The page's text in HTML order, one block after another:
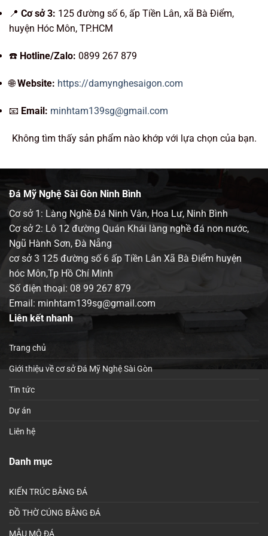
📍 Cơ sở 3: 125 đường số 6, ấp Tiền Lân, xã Bà Điểm,
huyện Hóc Môn, TP.HCM
☎️ Hotline/Zalo: 0899 267 879
🌐Website: https://damynghesaigon.com
📧 Email: minhtam139sg@gmail.com
Không tìm thấy sản phẩm nào khớp với lựa chọn của bạn.
Đá Mỹ Nghệ Sài Gòn Ninh Bình
Cơ sở 1: Làng Nghề Đá Ninh Vân, Hoa Lư, Ninh Bình
Cơ sở 2: Lô 12 đường Quán Khái làng nghề đá non nước,
Ngũ Hành Sơn, Đà Nẵng
cơ sở 3 125 đường số 6 ấp Tiền Lân Xã Bà Điểm huyện
hóc Môn,Tp Hồ Chí Minh
Số điện thoại: 08 99 267 879
Email: minhtam139sg@gmail.com
Liên kết nhanh
Trang chủ
Giới thiệu về cơ sở Đá Mỹ Nghệ Sài Gòn
Tin tức
Dự án
Liên hệ
Danh mục
KIẾN TRÚC BẰNG ĐÁ
ĐỒ THỜ CÚNG BẰNG ĐÁ
MẪU MỘ ĐÁ